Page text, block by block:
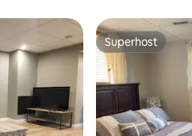
Superhost
Superhost